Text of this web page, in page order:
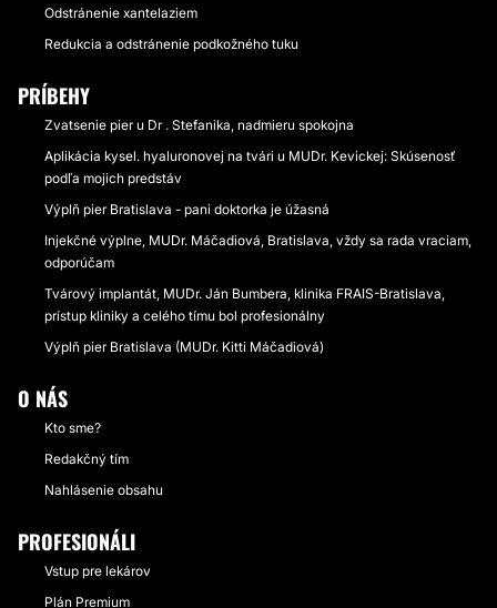
Odstránenie xantelaziem
Redukcia a odstránenie podkožného tuku
PRÍBEHY
Zvatsenie pier u Dr . Stefanika, nadmieru spokojna
Aplikácia kysel. hyaluronovej na tvári u MUDr. Kevickej: Skúsenosť
podľa mojich predstáv
Výplň pier Bratislava - pani doktorka je úžasná
Injekčné výplne, MUDr. Máčadiová, Bratislava, vždy sa rada vraciam,
odporúčam
Tvárový implantát, MUDr. Ján Bumbera, klinika FRAIS-Bratislava,
prístup kliniky a celého tímu bol profesionálny
Výplň pier Bratislava (MUDr. Kitti Máčadiová)
O NÁS
Kto sme?
Redakčný tím
Nahlásenie obsahu
PROFESIONÁLI
Vstup pre lekárov
Plán Premium